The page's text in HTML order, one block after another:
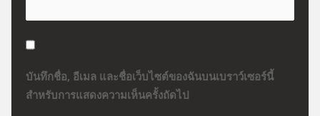
บันทึกชื่อ, อีเมล และชื่อเว็บไซต์ของฉันบนเบราว์เซอร์นี้
สำหรับการแสดงความเห็นครั้งถัดไป